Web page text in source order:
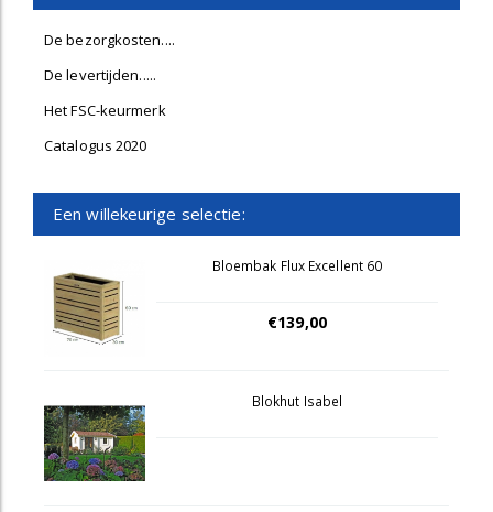
De bezorgkosten....
De levertijden.....
Het FSC-keurmerk
Catalogus 2020
Een willekeurige selectie:
Bloembak Flux Excellent 60
€139,00
Blokhut Isabel